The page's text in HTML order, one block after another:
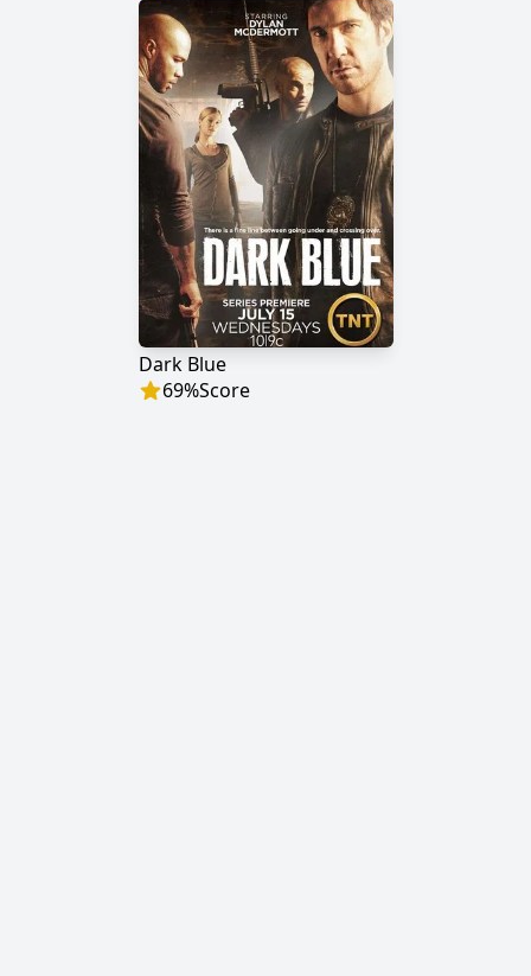
Dark Blue
69%Score